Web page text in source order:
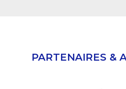
PARTENAIRES &